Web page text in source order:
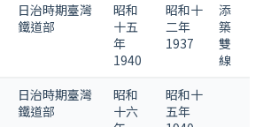
日治時期臺灣
鐵道部
昭和
十五
年
1940
昭和十
二年
1937
添
築
雙
線
日治時期臺灣
鐵道部
昭和
十六
昭和十
五年